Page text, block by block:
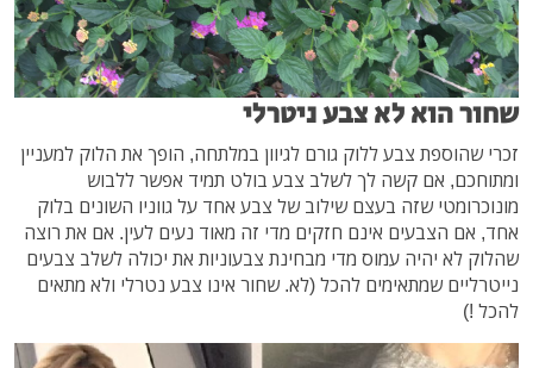
שחור הוא לא צבע ניטרלי
זכרי שהוספת צבע ללוק גורם לגיוון במלתחה, הופך את הלוק למעניין
ומתוחכם, אם קשה לך לשלב צבע בולט תמיד אפשר ללבוש
מונוכרומטי שזה בעצם שילוב של צבע אחד על גווניו השונים בלוק
אחד, אם הצבעים אינם חזקים מדי זה מאוד נעים לעין. אם את רוצה
שהלוק לא יהיה עמוס מדי מבחינת צבעוניות את יכולה לשלב צבעים
נייטרליים שמתאימים להכל (לא. שחור אינו צבע נטרלי ולא מתאים
להכל !)